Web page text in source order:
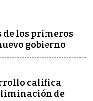
de los primeros
gobierno
califica
de